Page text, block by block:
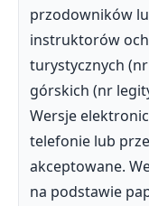
przodowników
instruktorów
turystycznych
górskich (nr
Wersje
telefonie lub
akceptowane.
na podstawie